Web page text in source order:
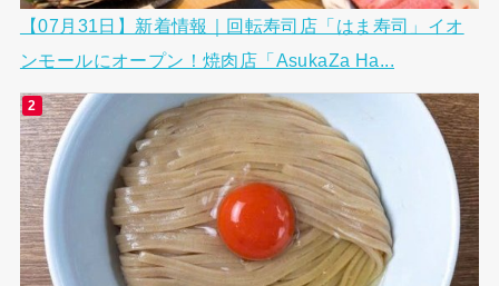
【07月31日】新着情報｜回転寿司店「はま寿司」イオ
ンモールにオープン！焼肉店「AsukaZa Ha...